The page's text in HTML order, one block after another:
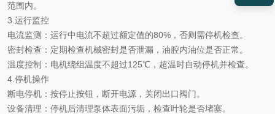
范围内。
3.运行监控
电流监测 ：运行中电流不超过额定值的80%，否则需停机检查。
密封检查 ：定期检查机械密封是否泄漏，油腔内油位是否正常。
温度控制 ：电机绕组温度不超过125℃，超温时自动停机并检查。
4.停机操作
断电停机 ：按停止按钮，断开电源，关闭出口阀门。
设备清理 ：停机后清理泵体表面污垢，检查叶轮是否堵塞。